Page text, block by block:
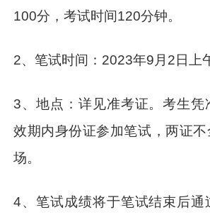
100分，考试时间120分钟。
2、笔试时间：2023年9月2日
3、地点：详见准考证。考生凭
效期内身份证参加笔试，两证
场。
4、笔试成绩将于笔试结束后通